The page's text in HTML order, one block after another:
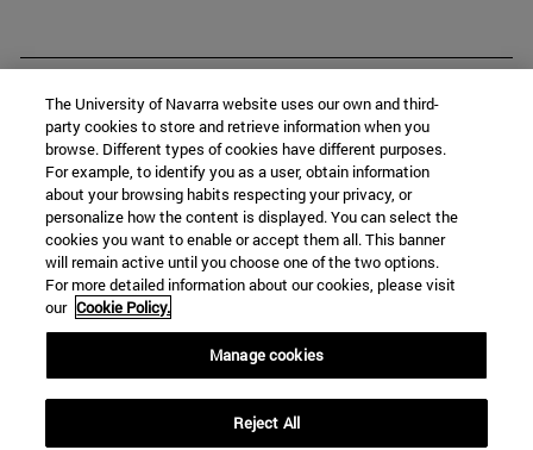
Contacto
C/ Irunlarrea, 1
Navarra
España
The University of Navarra website uses our own and third-
party cookies to store and retrieve information when you
browse. Different types of cookies have different purposes.
For example, to identify you as a user, obtain information
about your browsing habits respecting your privacy, or
personalize how the content is displayed. You can select the
cookies you want to enable or accept them all. This banner
will remain active until you choose one of the two options.
For more detailed information about our cookies, please visit
our Cookie Policy.
Manage cookies
Reject All